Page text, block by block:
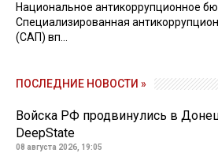
Национальное антикоррупционное
Специализированная
(САП) вп...
ПОСЛЕДНИЕ НОВОСТИ »
Войска РФ продвинулись в
DeepState
08 августа 2026, 19:05